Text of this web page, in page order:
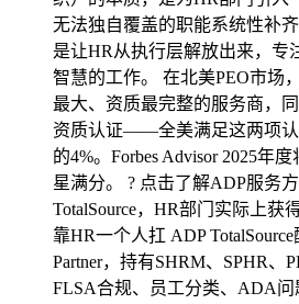
无法独自覆盖的职能系统性补
是让HR从执行层解放出来，专
智慧的工作。 在北美PEO市场
最大、资质最完整的服务商，
资质认证——全美满足这两项认
的4%。Forbes Advisor 2025年
星满分。 ? 点击了解ADP服务
TotalSource，HR部门实际上获
靠HR一个人扛 ADP
Partner，持有SHRM、SPHR、
FLSA合规、员工分类、ADA